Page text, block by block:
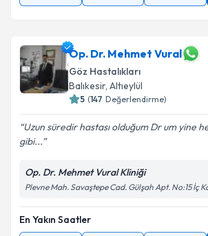
Op. Dr. Mehmet Vural
Göz Hastalıkları
Balıkesir, Altıeylül
5 (147 Değerlendirme)
Uzun süredir hastası olduğum Dr um yine
gibi...
Op. Dr. Mehmet Vural Kliniği
Plevne Mah. Savaştepe Cad. Gülşah Apt. No:15 İç
En Yakın Saatler